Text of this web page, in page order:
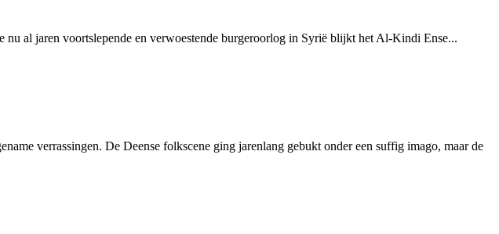
al jaren voortslepende en verwoestende burgeroorlog in Syrië blijkt het Al-Kindi Ense...
verrassingen. De Deense folkscene ging jarenlang gebukt onder een suffig imago, maar de